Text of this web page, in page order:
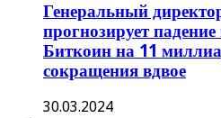
Генеральный
прогнозирует
Биткоин на 11
сокращения вдвое
30.03.2024